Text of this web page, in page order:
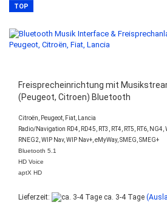
TOP
Freisprecheinrichtung mit
(Peugeot, Citroen) Bluetooth
Citroën, Peugeot, Fiat, Lancia
Radio/Navigation RD4, RD45, RT3, RT4, RT5, RT6, NG4,
RNEG2, WIP Nav, WIP Nav+, eMyWay, SMEG, SMEG+
Bluetooth 5.1
HD Voice
aptX HD
Lieferzeit: ca. 3-4 Tage